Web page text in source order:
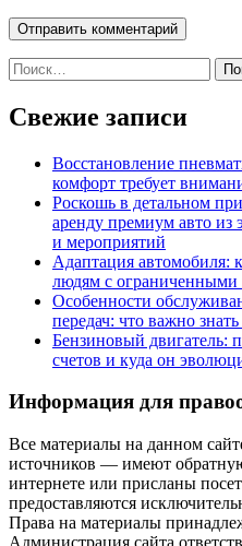
Найти:
Свежие записи
Восстановление
комфорт требует
Роскошь в детальном
аренду премиум авто из
и мероприятий
Адаптация автомобиля:
людям с ограниченными
Особенности
передач: что важно
Бензиновый двигатель:
счетов и куда он
Информация для
Все материалы на данном
источников — имеют
интернете или присланы
предоставляются
Права на материалы